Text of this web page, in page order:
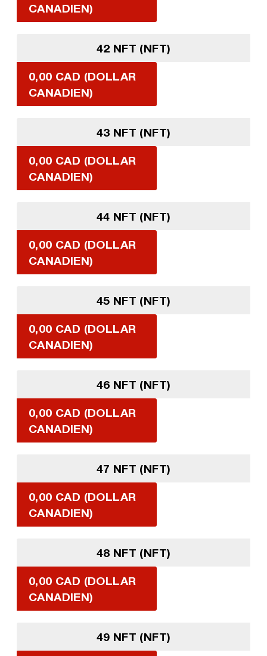
CANADIEN)
42 NFT (NFT)
0,00 CAD (DOLLAR
CANADIEN)
43 NFT (NFT)
0,00 CAD (DOLLAR
CANADIEN)
44 NFT (NFT)
0,00 CAD (DOLLAR
CANADIEN)
45 NFT (NFT)
0,00 CAD (DOLLAR
CANADIEN)
46 NFT (NFT)
0,00 CAD (DOLLAR
CANADIEN)
47 NFT (NFT)
0,00 CAD (DOLLAR
CANADIEN)
48 NFT (NFT)
0,00 CAD (DOLLAR
CANADIEN)
49 NFT (NFT)